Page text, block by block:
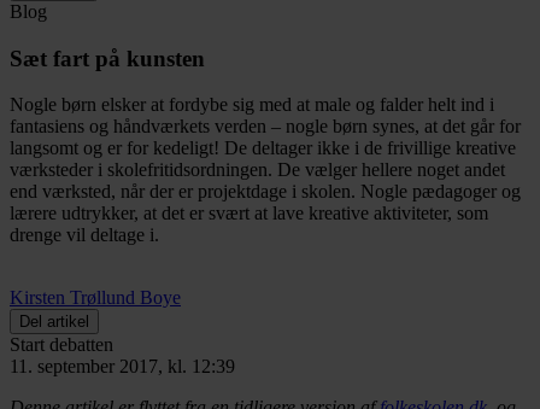
Blog
Sæt fart på kunsten
Nogle børn elsker at fordybe sig med at male og falder helt ind i
fantasiens og håndværkets verden – nogle børn synes, at det går for
langsomt og er for kedeligt! De deltager ikke i de frivillige kreative
værksteder i skolefritidsordningen. De vælger hellere noget andet
end værksted, når der er projektdage i skolen. Nogle pædagoger og
lærere udtrykker, at det er svært at lave kreative aktiviteter, som
drenge vil deltage i.
Kirsten Trøllund Boye
Del artikel
Start debatten
11. september 2017, kl. 12:39